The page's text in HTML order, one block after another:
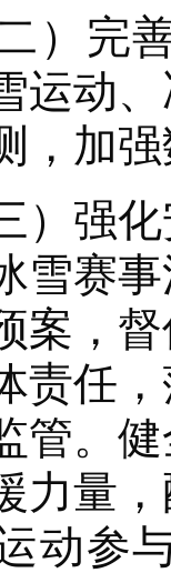
完善
运动
，加
强化
雪赛
案，
责任
管。
力量
动参